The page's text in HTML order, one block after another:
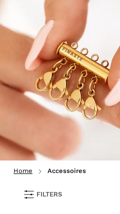
Home Accessoires
FILTERS